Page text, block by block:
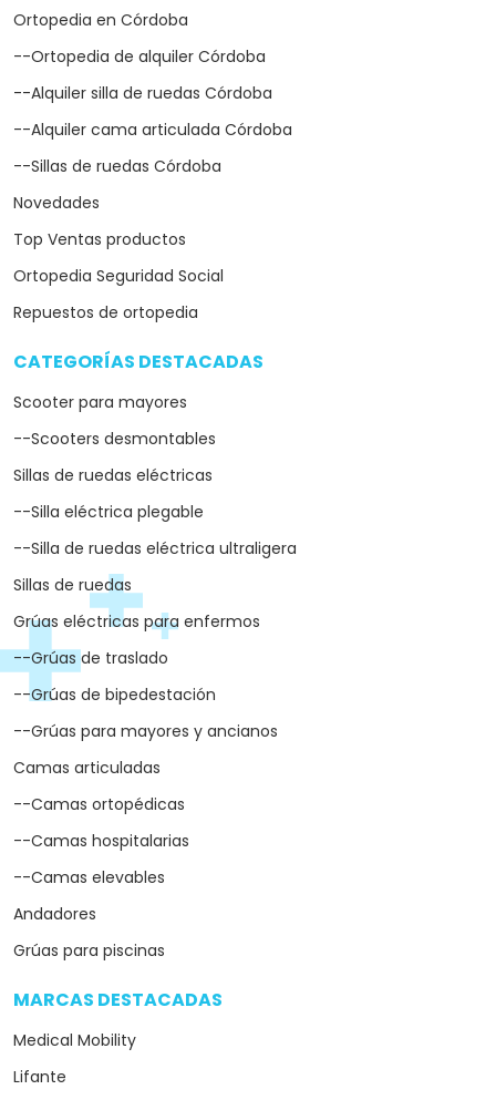
Ortopedia en Córdoba
--Ortopedia de alquiler Córdoba
--Alquiler silla de ruedas Córdoba
--Alquiler cama articulada Córdoba
--Sillas de ruedas Córdoba
Novedades
Top Ventas productos
Ortopedia Seguridad Social
Repuestos de ortopedia
CATEGORÍAS DESTACADAS
Scooter para mayores
--Scooters desmontables
Sillas de ruedas eléctricas
--Silla eléctrica plegable
--Silla de ruedas eléctrica ultraligera
Sillas de ruedas
Grúas eléctricas para enfermos
--Grúas de traslado
--Grúas de bipedestación
--Grúas para mayores y ancianos
Camas articuladas
--Camas ortopédicas
--Camas hospitalarias
--Camas elevables
Andadores
Grúas para piscinas
MARCAS DESTACADAS
Medical Mobility
Lifante